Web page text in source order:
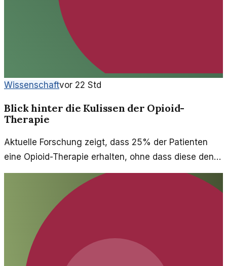
Wissenschaftvor 22 Std
Blick hinter die Kulissen der Opioid-
Therapie
Aktuelle Forschung zeigt, dass 25% der Patienten
eine Opioid-Therapie erhalten, ohne dass diese den
Leitlinien entspricht. Ein Blick auf die Hintergründe.